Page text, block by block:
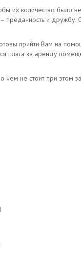
их количество было
и дружбу.
прийти Вам на
плата за аренду
чем не стоит при этом